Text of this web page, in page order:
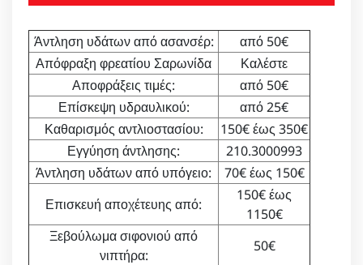
Άντληση υδάτων από ασανσέρ:
από 50€
Απόφραξη φρεατίου Σαρωνίδα
Καλέστε
Αποφράξεις τιμές:
από 50€
Επίσκεψη υδραυλικού:
από 25€
Καθαρισμός αντλιοστασίου:
150€ έως 350€
Εγγύηση άντλησης:
210.3000993
Άντληση υδάτων από υπόγειο:
70€ έως 150€
Επισκευή αποχέτευης από:
150€ έως
1150€
Ξεβούλωμα σιφονιού από
νιπτήρα:
50€